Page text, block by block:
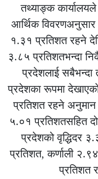
तथ्याङ्क
आर्थिक
१.३१ प्रतिशत रहने
३.८५ प्रतिशतभन्दा
प्रदेशलाई सबैभन्दा
प्रदेशका रूपमा
प्रतिशत रहने
५.०१ प्रतिशतसहित
प्रदेशको वृद्धिदर
प्रतिशत, कर्णाली
प्रतिशत